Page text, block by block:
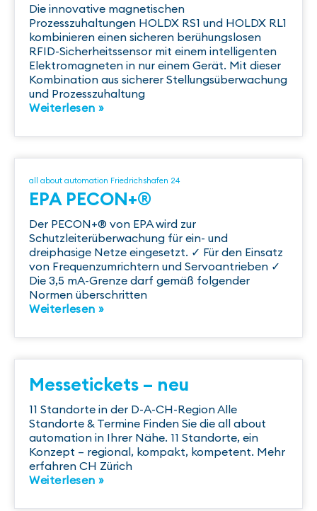
Die innovative magnetischen
Prozesszuhaltungen HOLDX RS1 und HOLDX RL1
kombinieren einen sicheren berühungslosen
RFID-Sicherheitssensor mit einem intelligenten
Elektromagneten in nur einem Gerät. Mit dieser
Kombination aus sicherer Stellungsüberwachung
und Prozesszuhaltung
Weiterlesen »
all about automation Friedrichshafen 24
EPA PECON+®
Der PECON+® von EPA wird zur
Schutzleiterüberwachung für ein- und
dreiphasige Netze eingesetzt. ✓ Für den Einsatz
von Frequenzumrichtern und Servoantrieben ✓
Die 3,5 mA-Grenze darf gemäß folgender
Normen überschritten
Weiterlesen »
Messetickets – neu
11 Standorte in der D-A-CH-Region Alle
Standorte & Termine Finden Sie die all about
automation in Ihrer Nähe. 11 Standorte, ein
Konzept – regional, kompakt, kompetent. Mehr
erfahren CH Zürich
Weiterlesen »